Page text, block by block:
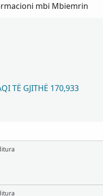
mbi Mbiemrin
TË GJITHË 170,933